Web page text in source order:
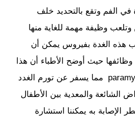
الفم وتقع بالتحديد خلف
وتلعب وظيفة مهمة للغاية منها
هذه الغدة بفيروس يمكن أن
حيث أوضح الأطباء أن هذا
الفيروس من عائلة paramyxo مما يسفر عن تورم الغدد
الشائعة والمعدية بين الأطفال
الإصابة به يمكننا استشارة